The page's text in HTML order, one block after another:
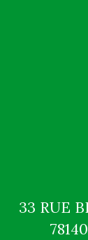
33 RUE